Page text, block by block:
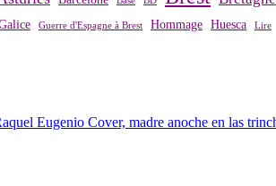
Guerre d'Espagne à Brest Hommage Huesca Lire